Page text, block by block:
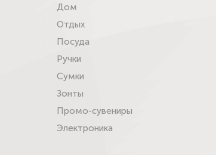
Дом
Отдых
Посуда
Ручки
Сумки
Зонты
Промо-сувениры
Электроника